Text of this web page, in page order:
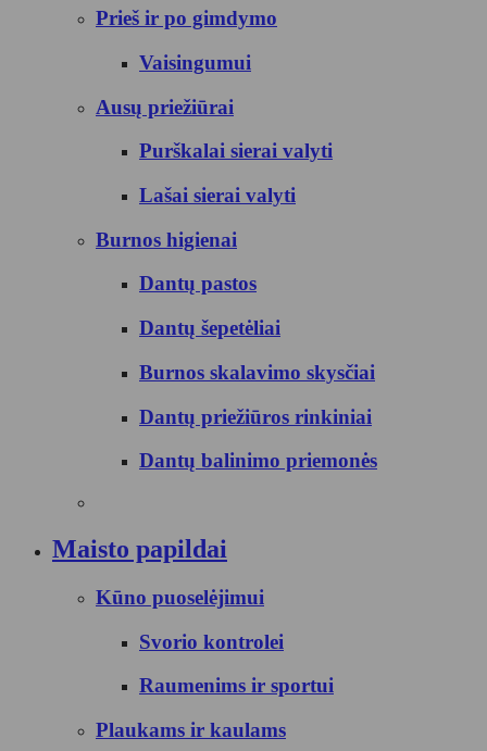
Prieš ir po gimdymo
Vaisingumui
Ausų priežiūrai
Purškalai sierai valyti
Lašai sierai valyti
Burnos higienai
Dantų pastos
Dantų šepetėliai
Burnos skalavimo skysčiai
Dantų priežiūros rinkiniai
Dantų balinimo priemonės
Maisto papildai
Kūno puoselėjimui
Svorio kontrolei
Raumenims ir sportui
Plaukams ir kaulams